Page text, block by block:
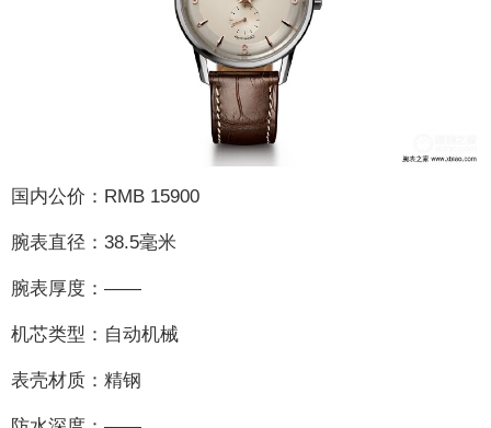
国内公价：RMB 15900
腕表直径：38.5毫米
腕表厚度：——
机芯类型：自动机械
表壳材质：精钢